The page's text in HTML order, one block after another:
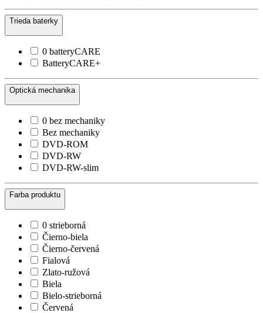
Trieda baterky
0 batteryCARE
BatteryCARE+
Optická mechanika
0 bez mechaniky
Bez mechaniky
DVD-ROM
DVD-RW
DVD-RW-slim
Farba produktu
0 strieborná
Čierno-biela
Čierno-červená
Fialová
Zlato-ružová
Biela
Bielo-strieborná
Červená